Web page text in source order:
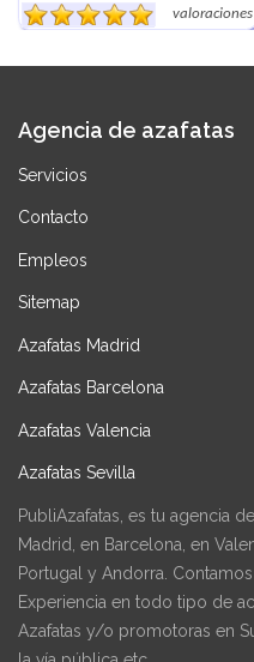
valoraciones
Agencia de azafatas
Servicios
Contacto
Empleos
Sitemap
Azafatas Madrid
Azafatas Barcelona
Azafatas Valencia
Azafatas Sevilla
PubliAzafatas, es tu agencia
Madrid, en Barcelona, en
Portugal y Andorra.
Experiencia en todo tipo de
Azafatas y/o promotoras en